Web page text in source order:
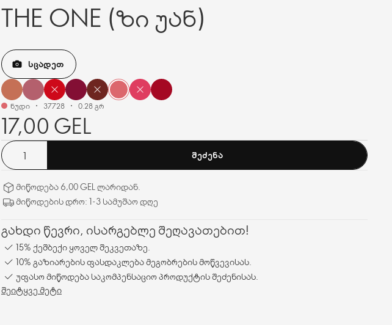
THE ONE (ზი უან)
ᲡᲪᲐᲓᲔᲗ
ნუდი 37728 0.28 გრ
17,00 GEL
ᲨᲔᲫᲔᲜᲐ
მიწოდება 6,00 GEL ლარიდან.
მიწოდების დრო: 1-3 სამუშაო დღე
გახდი წევრი, ისარგებლე შეღავათებით!
15% ქეშბექი ყოველ შეკვეთაზე.
10% გაზიარების ფასდაკლება მეგობრების მოწვევისას.
უფასო მიწოდება საკომპენსაციო პროდუქტის შეძენისას.
შეიტყვე მეტი